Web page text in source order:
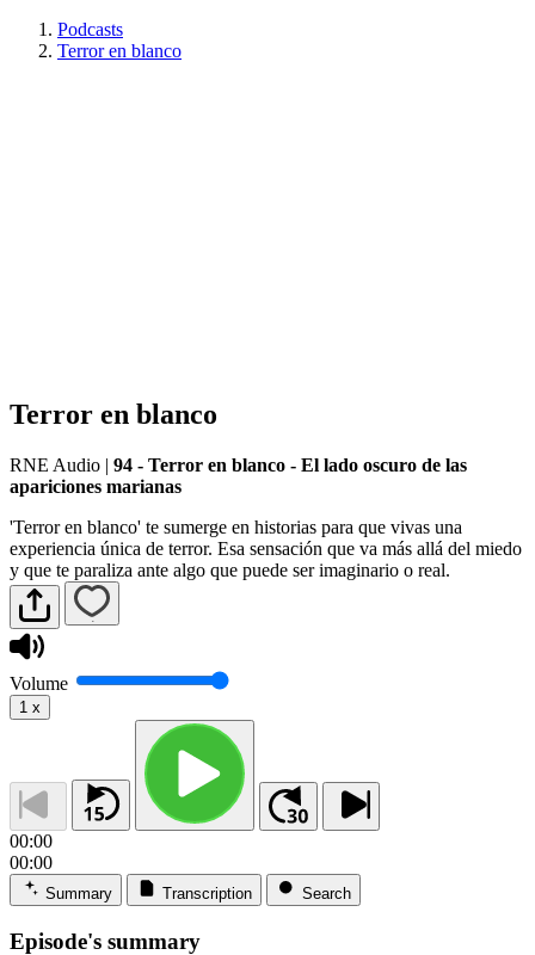
Podcasts
Terror en blanco
Terror en blanco
RNE Audio | 94 - Terror en blanco - El lado oscuro de las
apariciones marianas
'Terror en blanco' te sumerge en historias para que vivas una
experiencia única de terror. Esa sensación que va más allá del miedo
y que te paraliza ante algo que puede ser imaginario o real.
Volume
1 x
00:00
00:00
Summary Transcription Search
Episode's summary